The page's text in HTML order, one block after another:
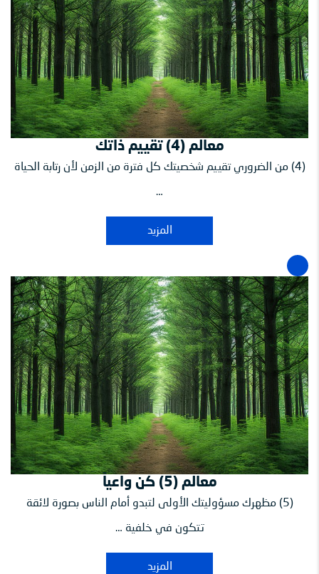
معالم (4) تقييم ذاتك
(4) من الضروري تقييم شخصيتك كل فترة من الزمن لأن رتابة الحياة
…
المزيد
معالم (5) كن واعياً
(5) مظهرك مسؤوليتك الأولى لتبدو أمام الناس بصورة لائقة
تتكون في خلفية …
المزيد